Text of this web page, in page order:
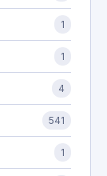
1
1
4
541
1